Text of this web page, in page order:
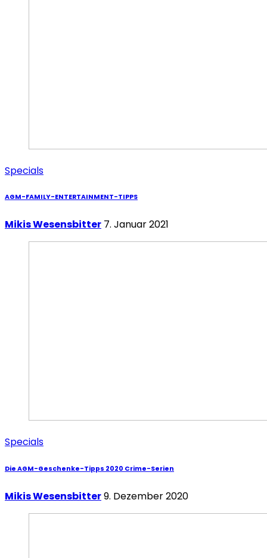
Specials
AGM-FAMILY-ENTERTAINMENT-TIPPS
Mikis Wesensbitter 7. Januar 2021
Specials
Die AGM-Geschenke-Tipps 2020 Crime-Serien
Mikis Wesensbitter9. Dezember 2020